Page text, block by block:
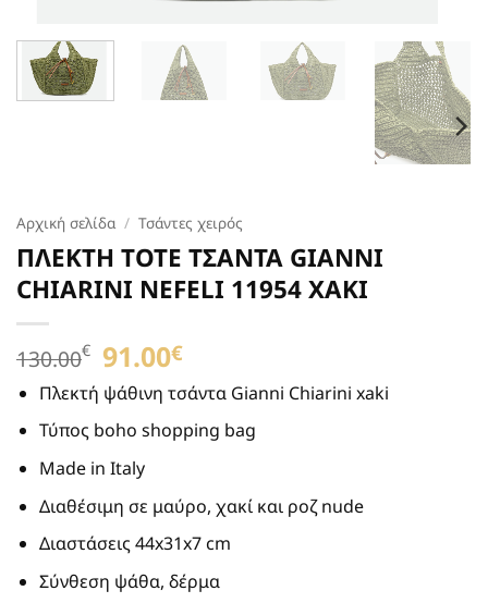
Αρχική σελίδα / Τσάντες χειρός
ΠΛΕΚΤΗ TOTE ΤΣΑΝΤΑ GIANNI
CHIARINI NEFELI 11954 XAKI
130.00€ Original
price
was:
91.00€Η
τιμή
91.00€.
Πλεκτή ψάθινη τσάντα Gianni Chiarini xaki
Τύπος boho shopping bag
Made in Italy
Διαθέσιμη σε μαύρο, χακί και ροζ nude
Διαστάσεις 44x31x7 cm
Σύνθεση ψάθα, δέρμα